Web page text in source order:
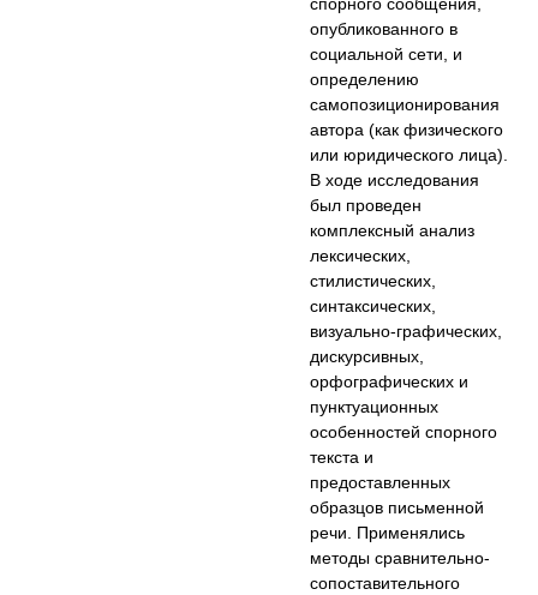
опубликованного в
социальной сети, и
определению
самопозиционирования
автора (как физического
или юридического лица).
В ходе исследования
был проведен
комплексный анализ
лексических,
стилистических,
синтаксических,
визуально-графических,
дискурсивных,
орфографических и
пунктуационных
особенностей спорного
текста и
предоставленных
образцов письменной
речи. Применялись
методы сравнительно-
сопоставительного